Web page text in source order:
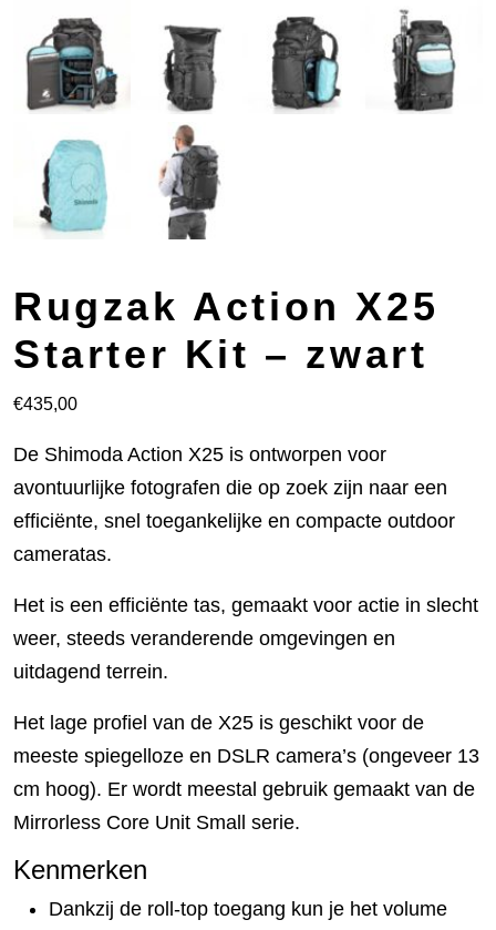
Rugzak Action X25
Starter Kit – zwart
€435,00
De Shimoda Action X25 is ontworpen voor
avontuurlijke fotografen die op zoek zijn naar een
efficiënte, snel toegankelijke en compacte outdoor
cameratas.
Het is een efficiënte tas, gemaakt voor actie in slecht
weer, steeds veranderende omgevingen en
uitdagend terrein.
Het lage profiel van de X25 is geschikt voor de
meeste spiegelloze en DSLR camera’s (ongeveer 13
cm hoog). Er wordt meestal gebruik gemaakt van de
Mirrorless Core Unit Small serie.
Kenmerken
Dankzij de roll-top toegang kun je het volume